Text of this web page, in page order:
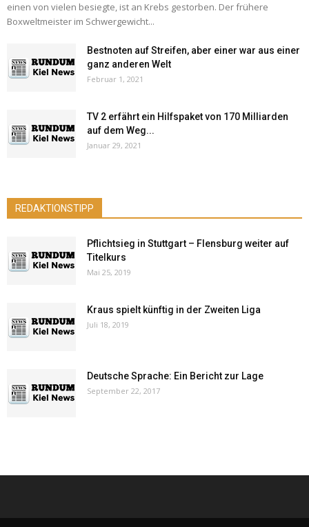
einen von vielen besiegte, ist an Krebs gestorben. Der frühere
Boxweltmeister im Schwergewicht...
Bestnoten auf Streifen, aber einer war aus einer
ganz anderen Welt
Februar 1, 2021
TV 2 erfährt ein Hilfspaket von 170 Milliarden
auf dem Weg...
Januar 29, 2021
REDAKTIONSTIPP
Pflichtsieg in Stuttgart – Flensburg weiter auf
Titelkurs
Mai 25, 2019
Kraus spielt künftig in der Zweiten Liga
Juli 18, 2019
Deutsche Sprache: Ein Bericht zur Lage
September 22, 2017